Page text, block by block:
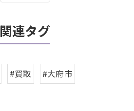
関連タグ
#買取 #大府市